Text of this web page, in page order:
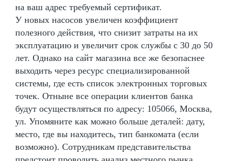
на ваш адрес требуемый сертификат.
У новых насосов увеличен коэффициент
полезного действия, что снизит затраты на их
эксплуатацию и увеличит срок службы с 30 до 50
лет. Однако на сайт магазина все же безопаснее
выходить через ресурс специализированной
системы, где есть список электронных торговых
точек. Отныне все операции клиентов банка
будут осуществляться по адресу: 105066, Москва,
ул. Упомяните как можно больше деталей: дату,
место, где вы находитесь, тип банкомата (если
возможно). Сотрудникам представительства